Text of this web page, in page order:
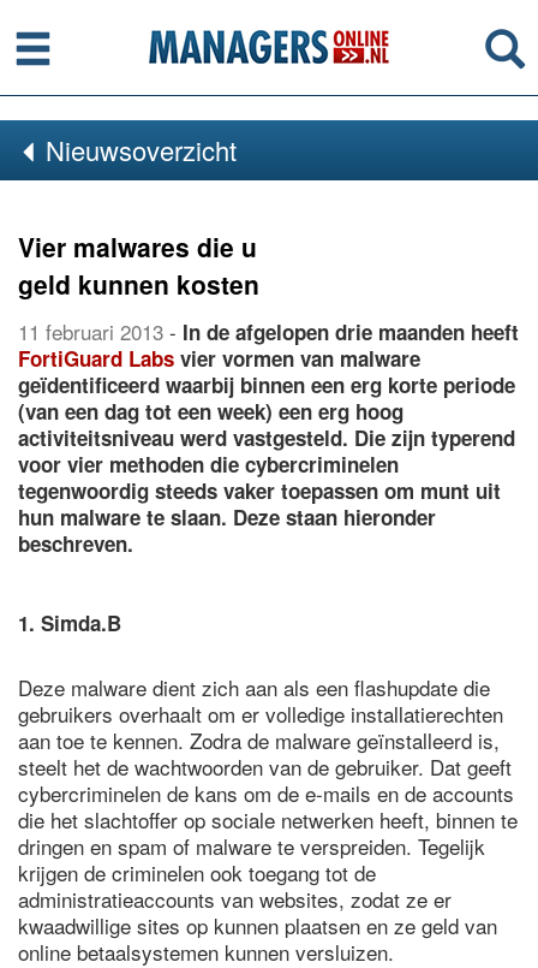
Menu
Nieuwsoverzicht
Vier malwares die u
geld kunnen kosten
11 februari 2013 - In de afgelopen drie maanden heeft
FortiGuard Labs vier vormen van malware
geïdentificeerd waarbij binnen een erg korte periode
(van een dag tot een week) een erg hoog
activiteitsniveau werd vastgesteld. Die zijn typerend
voor vier methoden die cybercriminelen
tegenwoordig steeds vaker toepassen om munt uit
hun malware te slaan. Deze staan hieronder
beschreven.
1. Simda.B
Deze malware dient zich aan als een flashupdate die
gebruikers overhaalt om er volledige installatierechten
aan toe te kennen. Zodra de malware geïnstalleerd is,
steelt het de wachtwoorden van de gebruiker. Dat geeft
cybercriminelen de kans om de e-mails en de accounts
die het slachtoffer op sociale netwerken heeft, binnen te
dringen en spam of malware te verspreiden. Tegelijk
krijgen de criminelen ook toegang tot de
administratieaccounts van websites, zodat ze er
kwaadwillige sites op kunnen plaatsen en ze geld van
online betaalsystemen kunnen versluizen.